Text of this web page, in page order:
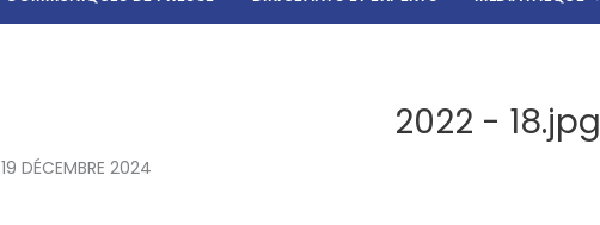
2022 - 18.jpg
19 DÉCEMBRE 2024